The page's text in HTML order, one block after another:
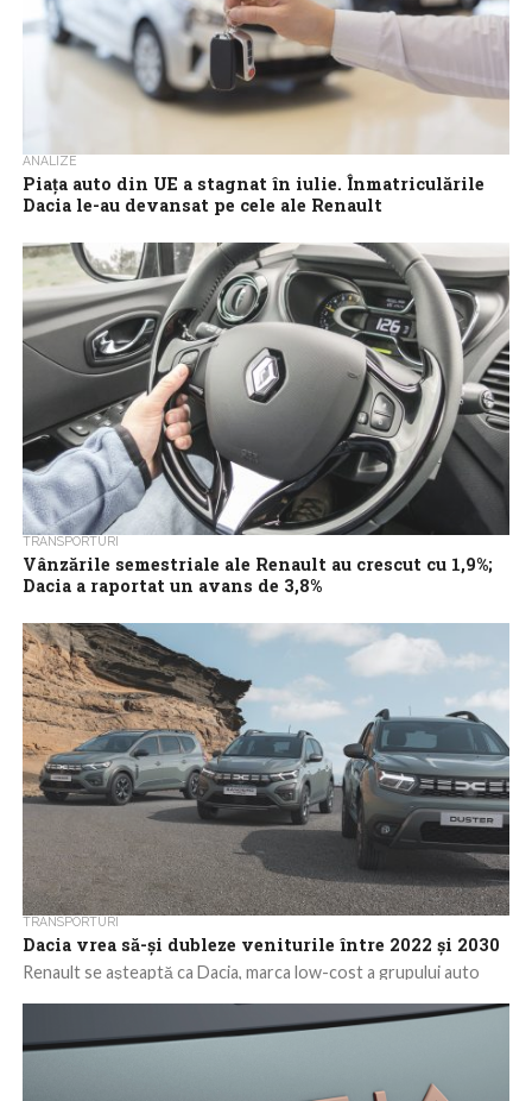
ANALIZE
Piaţa auto din UE a stagnat în iulie. Înmatriculările
Dacia le-au devansat pe cele ale Renault
înregistrat o creştere modestă de 0,2% în ritm anual în luna iulie,
afectate de...
TRANSPORTURI
Vânzările semestriale ale Renault au crescut cu 1,9%;
Dacia a raportat un avans de 3,8%
globale au crescut cu 1,9% în primele şase luni din 2024,
datorită...
TRANSPORTURI
Dacia vrea să-şi dubleze veniturile între 2022 şi 2030
Renault se aşteaptă ca Dacia, marca low-cost a grupului auto